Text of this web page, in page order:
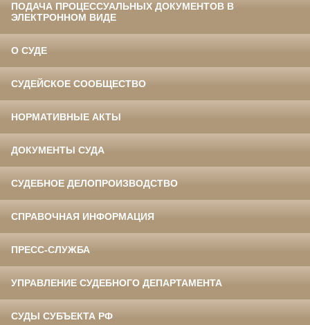
ПОДАЧА ПРОЦЕССУАЛЬНЫХ ДОКУМЕНТОВ В
ЭЛЕКТРОННОМ ВИДЕ
О СУДЕ
СУДЕЙСКОЕ СООБЩЕСТВО
НОРМАТИВНЫЕ АКТЫ
ДОКУМЕНТЫ СУДА
СУДЕБНОЕ ДЕЛОПРОИЗВОДСТВО
СПРАВОЧНАЯ ИНФОРМАЦИЯ
ПРЕСС-СЛУЖБА
УПРАВЛЕНИЕ СУДЕБНОГО ДЕПАРТАМЕНТА
СУДЫ СУБЪЕКТА РФ